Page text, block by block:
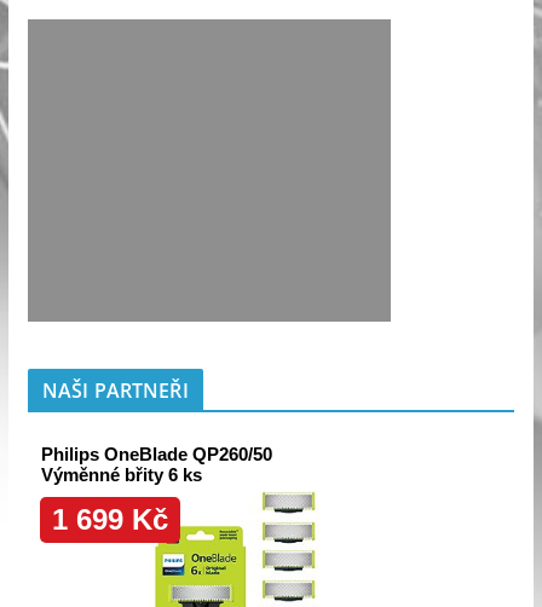
NAŠI PARTNEŘI